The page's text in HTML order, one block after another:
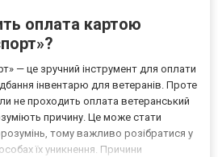
оплата картою
— це зручний інструмент для оплати
інвентарю для ветеранів. Проте
не проходить оплата ветеранський
причину. Це може стати
тому важливо розібратися у
їх уникнення. Причини